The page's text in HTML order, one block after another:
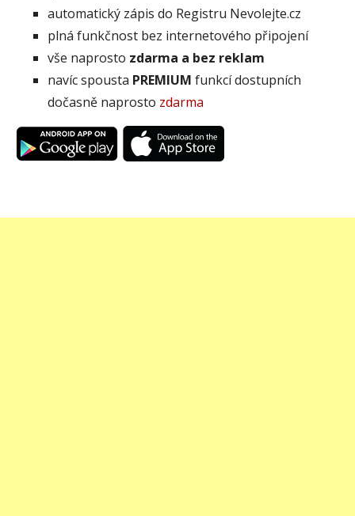
automatický zápis do Registru Nevolejte.cz
plná funkčnost bez internetového připojení
vše naprosto zdarma a bez reklam
navíc spousta PREMIUM funkcí dostupních
dočasně naprosto zdarma